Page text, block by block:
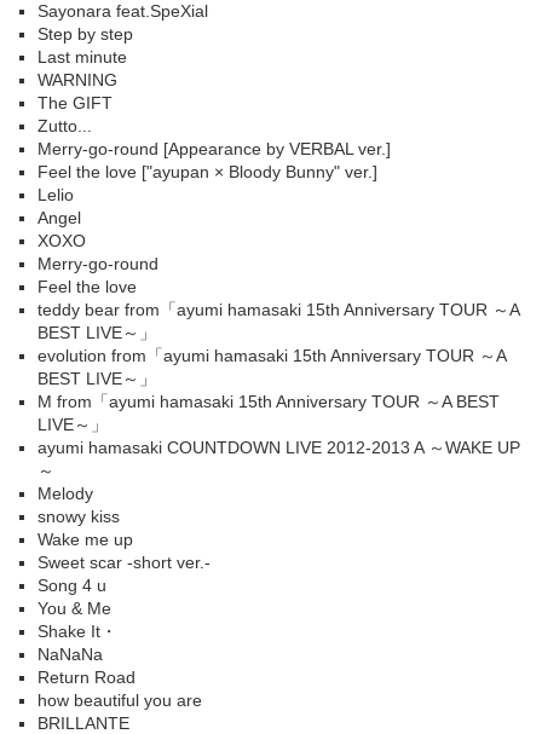
Sayonara feat.SpeXial
Step by step
Last minute
WARNING
The GIFT
Zutto...
Merry-go-round [Appearance by VERBAL ver.]
Feel the love ["ayupan × Bloody Bunny" ver.]
Lelio
Angel
XOXO
Merry-go-round
Feel the love
teddy bear from「ayumi hamasaki 15th Anniversary TOUR ～A
BEST LIVE～」
evolution from「ayumi hamasaki 15th Anniversary TOUR ～A
BEST LIVE～」
M from「ayumi hamasaki 15th Anniversary TOUR ～A BEST
LIVE～」
ayumi hamasaki COUNTDOWN LIVE 2012-2013 A ～WAKE UP
～
Melody
snowy kiss
Wake me up
Sweet scar -short ver.-
Song 4 u
You & Me
Shake It・
NaNaNa
Return Road
how beautiful you are
BRILLANTE